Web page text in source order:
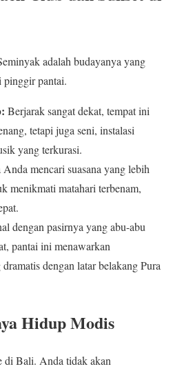
adalah budayanya yang
pinggir pantai.
Berjarak sangat dekat, tempat ini
tetapi juga seni, instalasi
yang terkurasi.
Anda mencari suasana yang lebih
menikmati matahari terbenam,
dengan pasirnya yang abu-abu
pantai ini menawarkan
dengan latar belakang Pura
Hidup Modis
di Bali. Anda tidak akan